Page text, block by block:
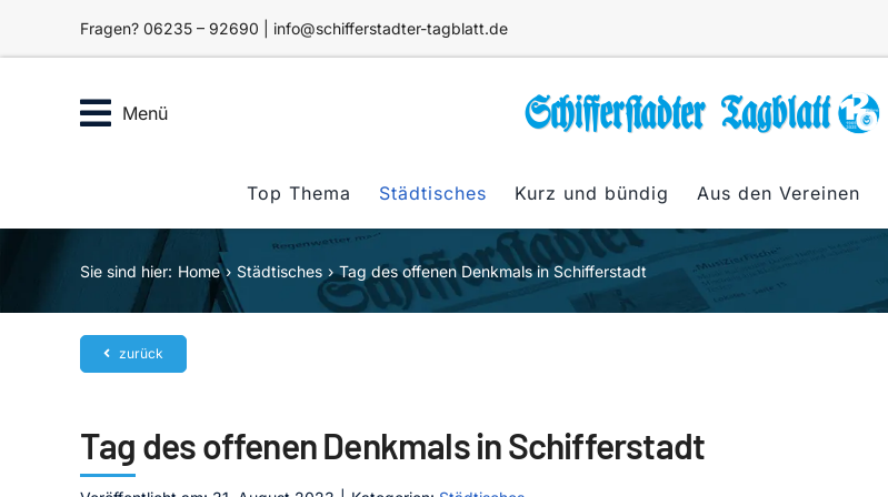
Fragen? 06235 – 92690 | info@schifferstadter-tagblatt.de
Menü
Top Thema Städtisches Kurz und bündig Aus den Vereinen
Sie sind hier: Home Städtisches Tag des offenen Denkmals in Schifferstadt
zurück
Tag des offenen Denkmals in Schifferstadt